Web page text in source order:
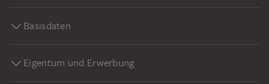
Basisdaten
Eigentum und Erwerbung